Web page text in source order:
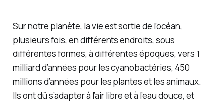
Sur notre planète, la vie est sortie de l’océan,
plusieurs fois, en différents endroits, sous
différentes formes, à différentes époques, vers 1
milliard d’années pour les cyanobactéries, 450
millions d’années pour les plantes et les animaux.
Ils ont dû s’adapter à l’air libre et à l’eau douce, et